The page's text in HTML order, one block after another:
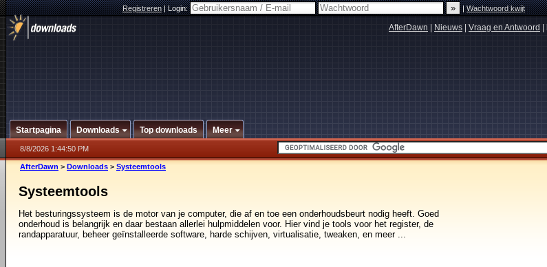
Registreren|Login: |Wachtwoord kwijt
AfterDawn Nieuws Vraag en Antwoord
Startpagina Downloads Top downloads Meer
8/8/2026 1:44:50 PM
AfterDawn > Downloads > Systeemtools
Systeemtools
Het besturingssysteem is de motor van je computer, die af en toe een onderhoudsbeurt nodig heeft. Goed
onderhoud is belangrijk en daar bestaan allerlei hulpmiddelen voor. Hier vind je tools voor het register, de
randapparatuur, beheer geïnstalleerde software, harde schijven, virtualisatie, tweaken, en meer ...